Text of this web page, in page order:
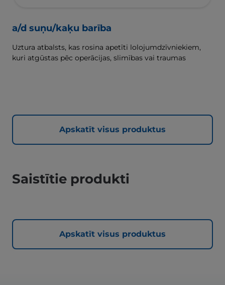
a/d suņu/kaķu barība
Uztura atbalsts, kas rosina apetīti lolojumdzīvniekiem,
kuri atgūstas pēc operācijas, slimības vai traumas
Apskatīt visus produktus
Saistītie produkti
Apskatīt visus produktus